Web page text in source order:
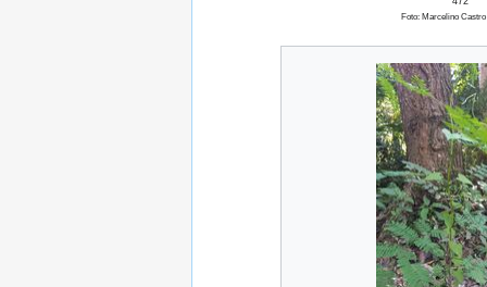
Foto: Marcelino Castro